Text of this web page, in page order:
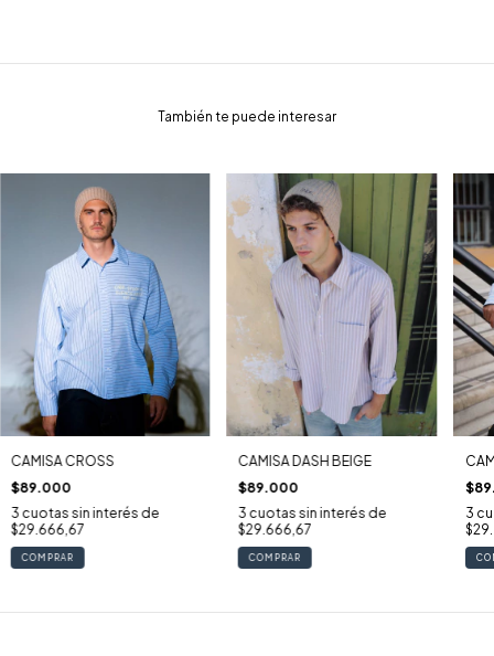
También te puede interesar
CAMISA CROSS
$89.000
3 cuotas sin interés de
$29.666,67
COMPRAR
CAMISA DASH BEIGE
$89.000
3 cuotas sin interés de
$29.666,67
COMPRAR
3